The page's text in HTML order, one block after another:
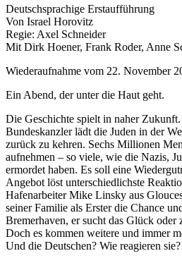
Deutschsprachige Erstaufführung
Von Israel Horovitz
Regie: Axel Schneider
Mit Dirk Hoener, Frank Roder, Anne
Wiederaufnahme vom 22. November
Ein Abend, der unter die Haut geht.
Die Geschichte spielt in naher
Bundeskanzler lädt die Juden in der
zurück zu kehren. Sechs Millionen
aufnehmen – so viele, wie die Nazis,
ermordet haben. Es soll eine
Angebot löst unterschiedlichste
Hafenarbeiter Mike Linsky aus
seiner Familie als Erster die Chance
Bremerhaven, er sucht das Glück oder
Doch es kommen weitere und immer
Und die Deutschen? Wie reagieren sie?